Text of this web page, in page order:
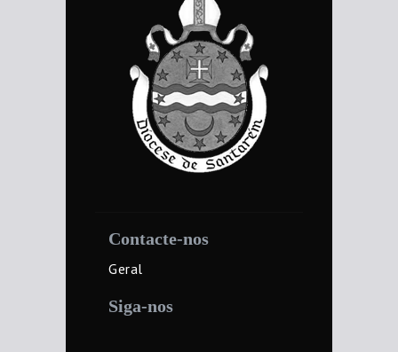
Contacte-nos
Geral
Siga-nos